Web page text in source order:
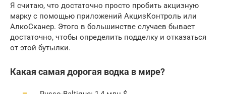
Я считаю, что достаточно просто пробить акцизную
марку с помощью приложений АкцизКонтроль или
АлкоСканер. Этого в большинстве случаев бывает
достаточно, чтобы определить подделку и отказаться
от этой бутылки.
Какая самая дорогая водка в мире?